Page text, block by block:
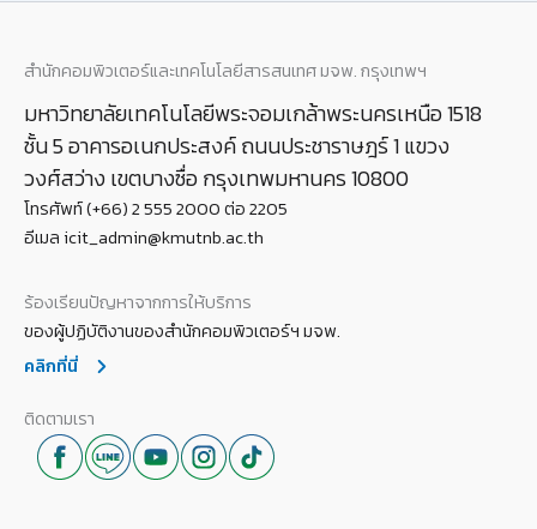
สำนักคอมพิวเตอร์และเทคโนโลยีสารสนเทศ มจพ. กรุงเทพฯ
มหาวิทยาลัยเทคโนโลยีพระจอมเกล้าพระนครเหนือ 1518
ชั้น 5 อาคารอเนกประสงค์ ถนนประชาราษฎร์ 1 แขวง
วงศ์สว่าง เขตบางซื่อ กรุงเทพมหานคร 10800
โทรศัพท์ (+66) 2 555 2000 ต่อ 2205
อีเมล icit_admin@kmutnb.ac.th
ร้องเรียนปัญหาจากการให้บริการ
ของผู้ปฏิบัติงานของสำนักคอมพิวเตอร์ฯ มจพ.
คลิกที่นี่
ติดตามเรา